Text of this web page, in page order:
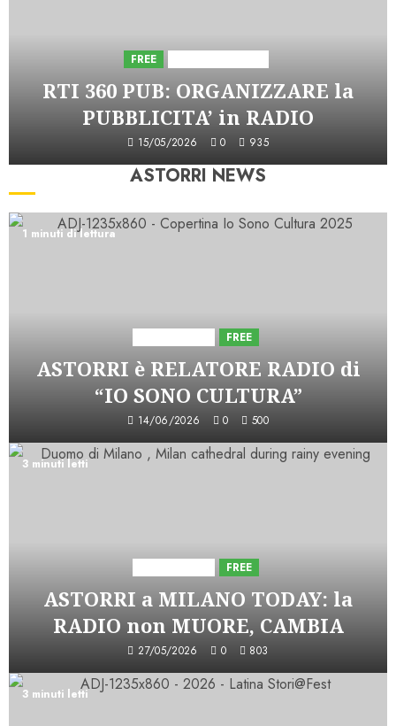
FREE
RTI 360 PUB: ORGANIZZARE la
PUBBLICITA’ in RADIO
15/05/2026 0 935
ASTORRI NEWS
1 minuti di lettura
FREE
ASTORRI è RELATORE RADIO di
“IO SONO CULTURA”
14/06/2026 0 500
3 minuti letti
FREE
ASTORRI a MILANO TODAY: la
RADIO non MUORE, CAMBIA
27/05/2026 0 803
3 minuti letti